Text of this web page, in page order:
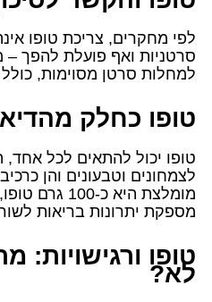
לפי מחקרים, צריכת טופו
סרטניות ואף פועלת להפך –
למחלות סרטן מסוימות,
טופו כחלק
טופו יכול להתאים לכל אחד,
לצמחונים וטבעונים והן
מומלצת היא
מספקת יתרונות בריאות
טופו ורגישויות:
לא?